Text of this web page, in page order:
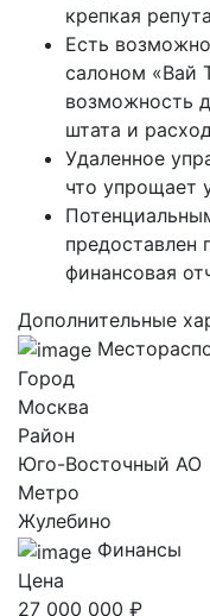
крепкая
Есть
салоном «Вай
возможность
штата и
Удаленное
что упрощает
предоставлен
финансовая
Дополнительные
Город
Москва
Район
Юго-Восточный AO
Метро
Жулебино
Финансы
Цена
27 000 000 ₽